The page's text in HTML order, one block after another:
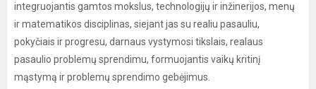
integruojantis gamtos mokslus, technologijų ir inžinerijos, menų
ir matematikos disciplinas, siejant jas su realiu pasauliu,
pokyčiais ir progresu, darnaus vystymosi tikslais, realaus
pasaulio problemų sprendimu, formuojantis vaikų kritinį
mąstymą ir problemų sprendimo gebėjimus.